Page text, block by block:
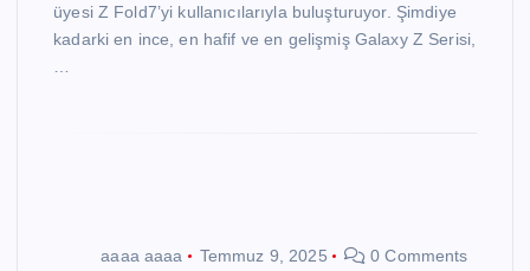
üyesi Z Fold7’yi kullanıcılarıyla buluşturuyor. Şimdiye
kadarki en ince, en hafif ve en gelişmiş Galaxy Z Serisi,
aaaa aaaa Temmuz 9, 2025 0 Comments